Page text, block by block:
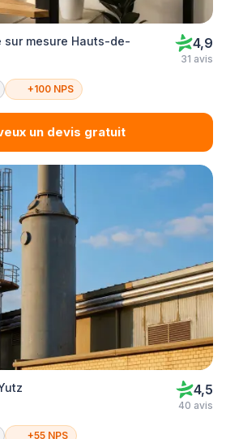
sur mesure Hauts-de-
4,9
31 avis
+100 NPS
un devis gratuit
4,5
40 avis
+55 NPS